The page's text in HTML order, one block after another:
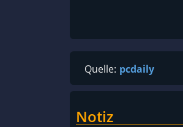
Quelle: pcdaily
Notiz